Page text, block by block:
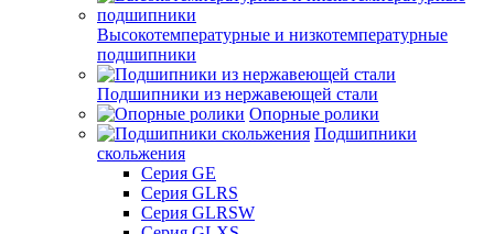
Высокотемпературные и низкотемпературные
подшипники
Подшипники из нержавеющей стали
Опорные ролики
Подшипники
скольжения
Серия GE
Серия GLRS
Серия GLRSW